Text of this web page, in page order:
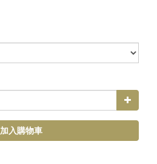
加入購物車